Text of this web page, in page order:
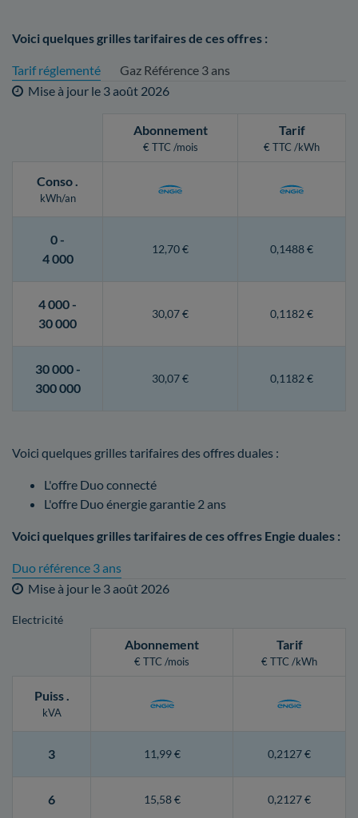
Voici quelques grilles tarifaires de ces offres :
Tarif réglementé
Gaz Référence 3 ans
Mise à jour le 3 août 2026
Abonnement
€ TTC /mois
Tarif
€ TTC /kWh
Conso.
kWh/an
0 -
4 000
12,70 € 0,1488 €
4 000 -
30 000
30,07 € 0,1182 €
30 000 -
300 000
30,07 € 0,1182 €
Voici quelques grilles tarifaires des offres duales :
L'offre Duo connecté
L'offre Duo énergie garantie 2 ans
Voici quelques grilles tarifaires de ces offres Engie duales :
Duo référence 3 ans
Mise à jour le 3 août 2026
Electricité
Abonnement
€ TTC /mois
Tarif
€ TTC /kWh
Puiss.
kVA
3 11,99 € 0,2127 €
6 15,58 € 0,2127 €